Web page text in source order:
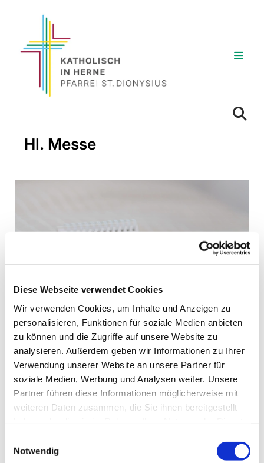
Diese Webseite verwendet Cookies
Wir verwenden Cookies, um Inhalte und Anzeigen zu
personalisieren, Funktionen für soziale Medien anbieten
zu können und die Zugriffe auf unsere Website zu
analysieren. Außerdem geben wir Informationen zu Ihrer
Verwendung unserer Website an unsere Partner für
soziale Medien, Werbung und Analysen weiter. Unsere
Partner führen diese Informationen möglicherweise mit
weiteren Daten zusammen, die Sie ihnen bereitgestellt
Notwendig
Hl. Messe
Samstag, 6. März 2027, 18:30 Uhr
St. Bonifatius, Bahnhofstraße 38,